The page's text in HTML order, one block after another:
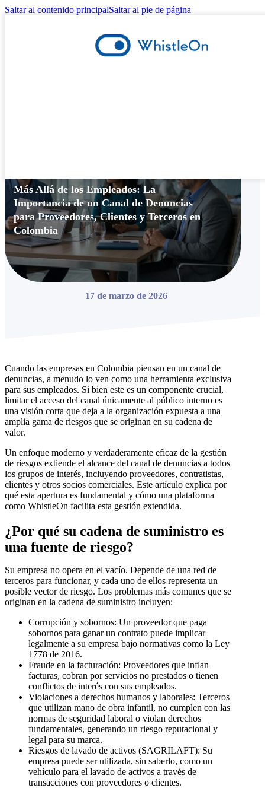
Saltar al contenido principalSaltar al pie de página
Más Allá de los Empleados: La
Importancia de un Canal de Denuncias
para Proveedores, Clientes y Terceros en
Colombia
17 de marzo de 2026
Cuando las empresas en Colombia piensan en un canal de
denuncias, a menudo lo ven como una herramienta exclusiva
para sus empleados. Si bien este es un componente crucial,
limitar el acceso del canal únicamente al público interno es
una visión corta que deja a la organización expuesta a una
amplia gama de riesgos que se originan en su cadena de
valor.
Un enfoque moderno y verdaderamente eficaz de la gestión
de riesgos extiende el alcance del canal de denuncias a todos
los grupos de interés, incluyendo proveedores, contratistas,
clientes y otros socios comerciales. Este artículo explica por
qué esta apertura es fundamental y cómo una plataforma
como WhistleOn facilita esta gestión extendida.
¿Por qué su cadena de suministro es
una fuente de riesgo?
Su empresa no opera en el vacío. Depende de una red de
terceros para funcionar, y cada uno de ellos representa un
posible vector de riesgo. Los problemas más comunes que se
originan en la cadena de suministro incluyen:
Corrupción y sobornos: Un proveedor que paga
sobornos para ganar un contrato puede implicar
legalmente a su empresa bajo normativas como la Ley
1778 de 2016.
Fraude en la facturación: Proveedores que inflan
facturas, cobran por servicios no prestados o tienen
conflictos de interés con sus empleados.
Violaciones a derechos humanos y laborales: Terceros
que utilizan mano de obra infantil, no cumplen con las
normas de seguridad laboral o violan derechos
fundamentales, generando un riesgo reputacional y
legal para su marca.
Riesgos de lavado de activos (SAGRILAFT): Su
empresa puede ser utilizada, sin saberlo, como un
vehículo para el lavado de activos a través de
transacciones con proveedores o clientes.